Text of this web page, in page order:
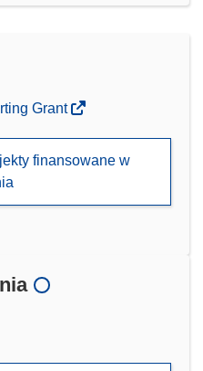
Grant
finansowane w